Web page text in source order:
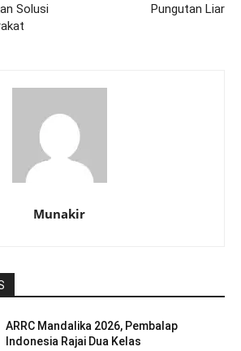
Solusi
Pungutan Liar
Munakir
ARRC Mandalika 2026, Pembalap
Indonesia Rajai Dua Kelas